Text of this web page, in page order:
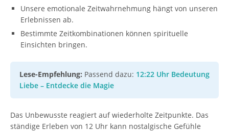
Unsere emotionale Zeitwahrnehmung hängt von unseren
Erlebnissen ab.
Bestimmte Zeitkombinationen können spirituelle
Einsichten bringen.
Lese-Empfehlung: Passend dazu: 12:22 Uhr Bedeutung
Liebe – Entdecke die Magie
Das Unbewusste reagiert auf wiederholte Zeitpunkte. Das
ständige Erleben von 12 Uhr kann nostalgische Gefühle